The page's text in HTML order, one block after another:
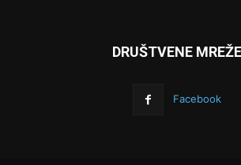
DRUŠTVENE MREŽE
Facebook